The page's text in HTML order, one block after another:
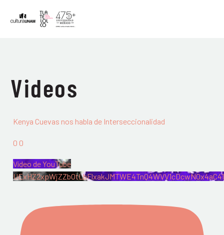
Videos
Kenya Cuevas nos habla de Interseccionalidad
0 0
Vídeo de YouTube